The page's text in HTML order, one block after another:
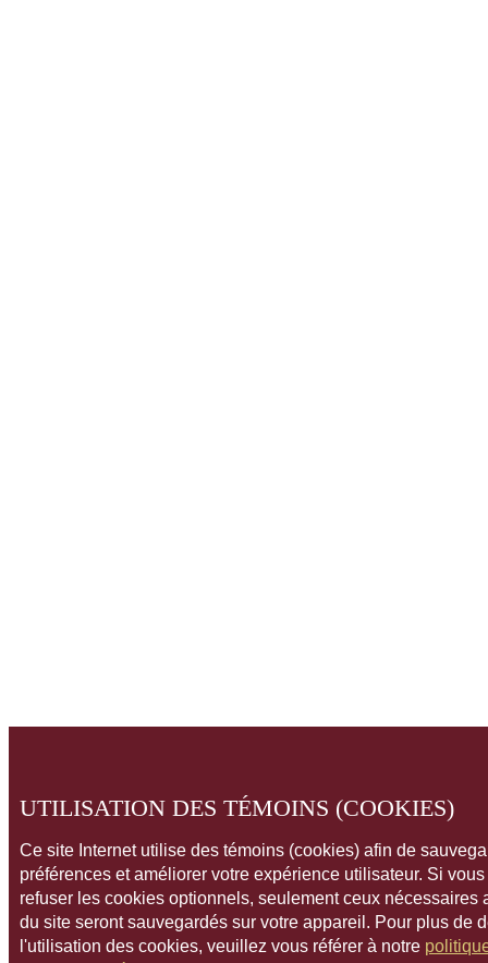
UTILISATION DES TÉMOINS (COOKIES)
Ce site Internet utilise des témoins (cookies) afin de
préférences et améliorer votre expérience utilisateur. Si
refuser les cookies optionnels, seulement ceux nécessaires
du site seront sauvegardés sur votre appareil. Pour plus de
l'utilisation des cookies, veuillez vous référer à notre